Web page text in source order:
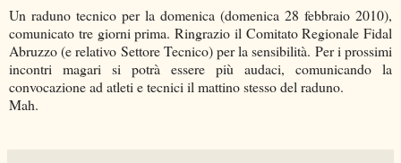
Un raduno tecnico per la domenica (domenica 28 febbraio 2010),
comunicato tre giorni prima. Ringrazio il Comitato Regionale Fidal
Abruzzo (e relativo Settore Tecnico) per la sensibilità. Per i prossimi
incontri magari si potrà essere più audaci, comunicando la
convocazione ad atleti e tecnici il mattino stesso del raduno.
Mah.